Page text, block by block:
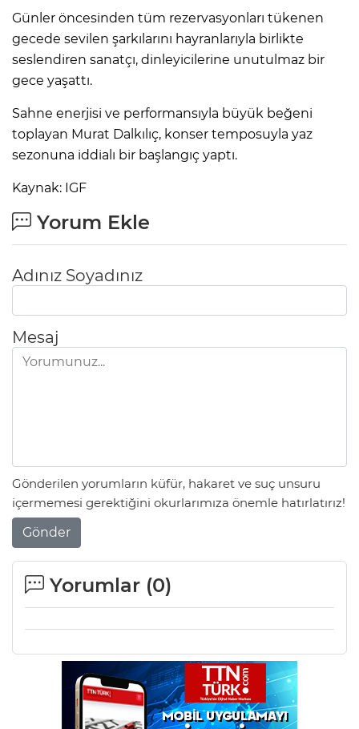
Günler öncesinden tüm rezervasyonları tükenen
gecede sevilen şarkılarını hayranlarıyla birlikte
seslendiren sanatçı, dinleyicilerine unutulmaz bir
gece yaşattı.
Sahne enerjisi ve performansıyla büyük beğeni
toplayan Murat Dalkılıç, konser temposuyla yaz
sezonuna iddialı bir başlangıç yaptı.
Kaynak: IGF
Yorum Ekle
Adınız Soyadınız
Mesaj
Gönderilen yorumların küfür, hakaret ve suç unsuru
içermemesi gerektiğini okurlarımıza önemle hatırlatırız!
Gönder
Yorumlar (0)